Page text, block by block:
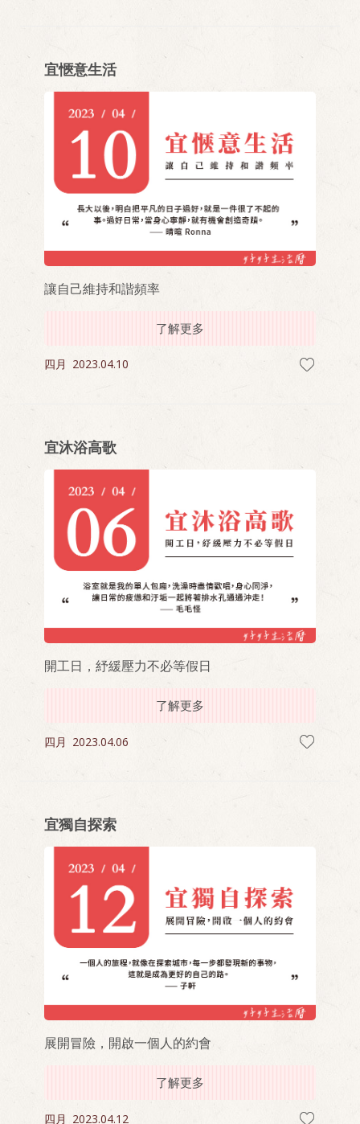
宜愜意生活
讓自己維持和諧頻率
了解更多
四月 2023.04.10
宜沐浴高歌
開工日，紓緩壓力不必等假日
了解更多
四月 2023.04.06
宜獨自探索
展開冒險，開啟一個人的約會
了解更多
四月 2023.04.12